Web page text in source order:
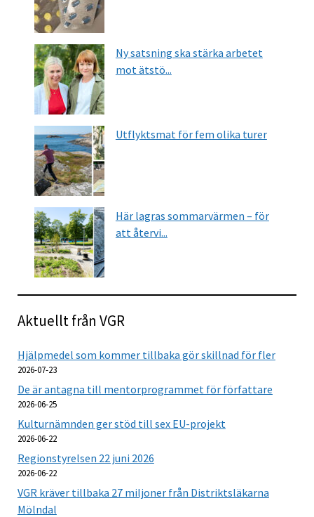
Ny satsning ska stärka arbetet
mot ätstö...
Utflyktsmat för fem olika turer
Här lagras sommarvärmen – för
att återvi...
Aktuellt från VGR
Hjälpmedel som kommer tillbaka gör skillnad för fler
2026-07-23
De är antagna till mentorprogrammet för författare
2026-06-25
Kulturnämnden ger stöd till sex EU-projekt
2026-06-22
Regionstyrelsen 22 juni 2026
2026-06-22
VGR kräver tillbaka 27 miljoner från Distriktsläkarna
Mölndal